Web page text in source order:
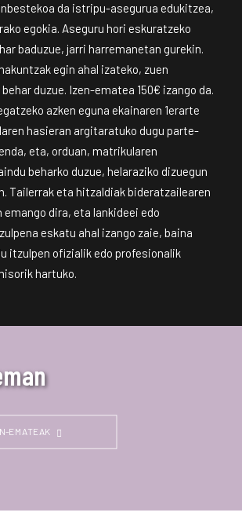
da istripu-asegurua edukitzea,
egokia. Aseguru hori eskuratzeko
baduzue, jarri harremanetan gurekin.
egin ahal izateko, zuen
duzue. Izen-ematea 150€ izango da.
azken eguna ekainaren 1erarte
hasieran argitaratuko dugu parte-
eta, orduan, matrikularen
beharko duzue, helaraziko dizuegun
Tailerrak eta hitzaldiak bideratzailearen
dira, eta lankideei edo
eskatu ahal izango zaie, baina
itzulpen ofizialik edo profesionalik
hartuko.
EMATEAK